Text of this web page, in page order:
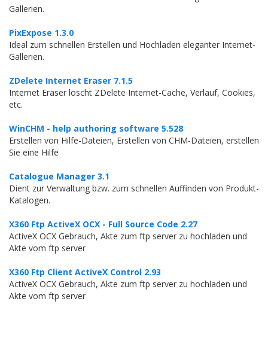
Gallerien.
PixExpose 1.3.0
Ideal zum schnellen Erstellen und Hochladen eleganter Internet-
Gallerien.
ZDelete Internet Eraser 7.1.5
Internet Eraser löscht ZDelete Internet-Cache, Verlauf, Cookies,
etc.
WinCHM - help authoring software 5.528
Erstellen von Hilfe-Dateien, Erstellen von CHM-Dateien, erstellen
Sie eine Hilfe
Catalogue Manager 3.1
Dient zur Verwaltung bzw. zum schnellen Auffinden von Produkt-
Katalogen.
X360 Ftp ActiveX OCX - Full Source Code 2.27
ActiveX OCX Gebrauch, Akte zum ftp server zu hochladen und
Akte vom ftp server
X360 Ftp Client ActiveX Control 2.93
ActiveX OCX Gebrauch, Akte zum ftp server zu hochladen und
Akte vom ftp server